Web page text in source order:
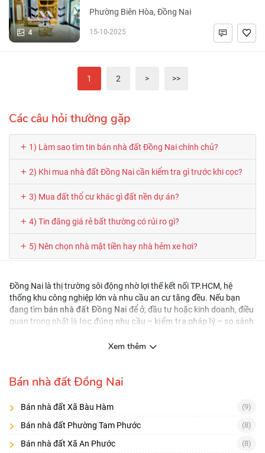
4
Phường Biên Hòa, Đồng Nai
15-10-2025
1 2 > >>
Các câu hỏi thường gặp
1) Làm sao tìm tin bán nhà đất Đồng Nai chính chủ?
2) Khi mua nhà đất Đồng Nai cần kiểm tra gì trước khi cọc?
3) Mua đất thổ cư khác gì đất nền dự án?
4) Tin đăng giá rẻ bất thường có rủi ro gì?
5) Nên chọn nhà mặt tiền hay nhà hẻm xe hơi?
Đồng Nai là thị trường sôi động nhờ lợi thế kết nối TP.HCM, hệ
thống khu công nghiệp lớn và nhu cầu an cư tăng đều. Nếu bạn
đang tìm bán nhà đất Đồng Nai để ở, đầu tư hoặc kinh doanh, điều
quan trọng nhất là lọc đúng nhu cầu – kiểm tra pháp lý – so sánh
(nhà riêng, đất thổ cư, đất nền dự án,
nhanh hơn.
Để chọn đúng sản phẩm, bạn hãy xác định ngay từ đầu nhu cầu
chính:
Mua để ở (an cư):Ưu tiên khu dân cư hiện hữu, đường xe hơi, tiện
Xem thêm
Bán nhà đất Đồng Nai
Bán nhà đất Xã Bàu Hàm (9)
Bán nhà đất Phường Tam Phước (8)
Bán nhà đất Xã An Phước (8)